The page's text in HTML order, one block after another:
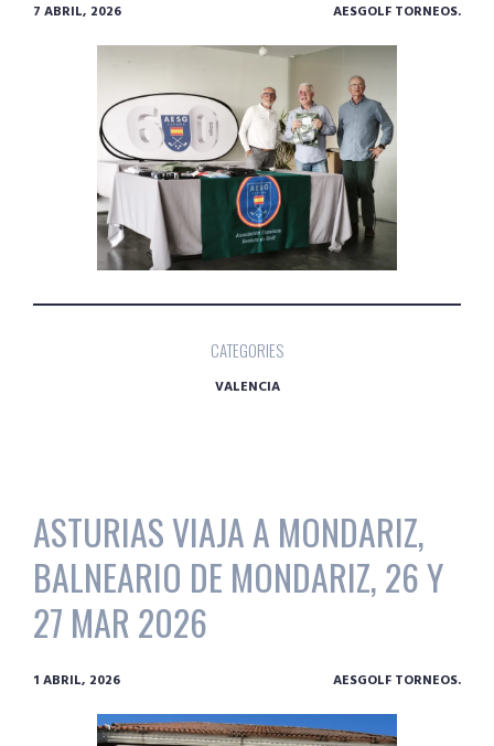
7 ABRIL, 2026 AESGOLF TORNEOS.
CATEGORIES
VALENCIA
ASTURIAS VIAJA A MONDARIZ,
BALNEARIO DE MONDARIZ, 26 Y
27 MAR 2026
1 ABRIL, 2026 AESGOLF TORNEOS.